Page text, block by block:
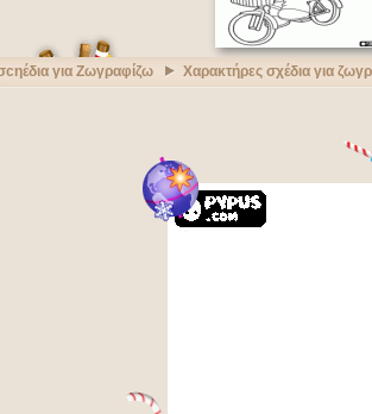
για Ζωγραφίζω Χαρακτήρες σχέδια για